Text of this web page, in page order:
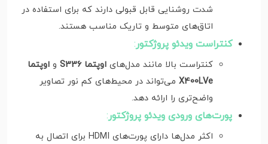
شدت روشنایی قابل قبولی دارند که برای استفاده در
اتاق‌های متوسط و تاریک مناسب هستند.
کنتراست ویدئو پروژکتور:
کنتراست بالا مانند مدل‌های اوپتما S336 و اوپتما
X400LVe می‌تواند در محیط‌های کم نور تصاویر
واضح‌تری را ارائه دهد.
پورت‌های ورودی ویدئو پروژکتور:
اکثر مدل‌ها دارای پورت‌های HDMI برای اتصال به